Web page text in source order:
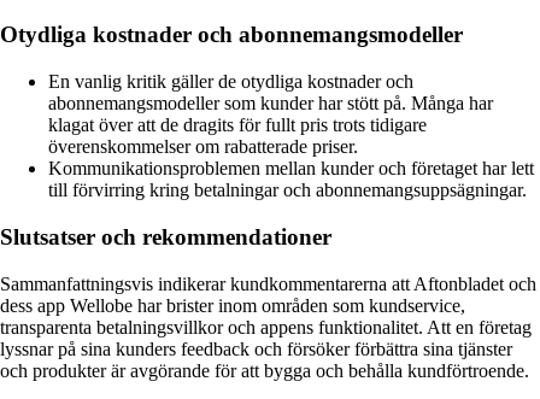
Otydliga kostnader och abonnemangsmodeller
En vanlig kritik gäller de otydliga kostnader och
abonnemangsmodeller som kunder har stött på. Många har
klagat över att de dragits för fullt pris trots tidigare
överenskommelser om rabatterade priser.
Kommunikationsproblemen mellan kunder och företaget har lett
till förvirring kring betalningar och abonnemangsuppsägningar.
Slutsatser och rekommendationer
Sammanfattningsvis indikerar kundkommentarerna att Aftonbladet och
dess app Wellobe har brister inom områden som kundservice,
transparenta betalningsvillkor och appens funktionalitet. Att en företag
lyssnar på sina kunders feedback och försöker förbättra sina tjänster
och produkter är avgörande för att bygga och behålla kundförtroende.